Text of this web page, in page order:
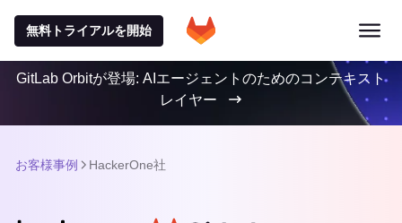
無料トライアルを開始
GitLab Orbitが登場: AIエージェントのためのコンテキスト
レイヤー
お客様事例 HackerOne社